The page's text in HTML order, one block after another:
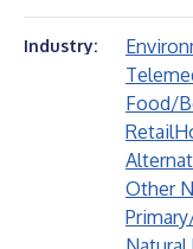
Industry:
Food/
Retail
Other